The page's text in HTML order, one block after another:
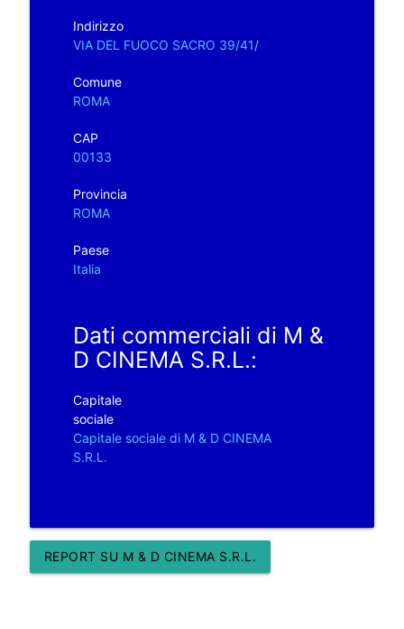
Indirizzo
VIA DEL FUOCO SACRO 39/41/
Comune
ROMA
CAP
00133
Provincia
ROMA
Paese
Italia
Dati commerciali di M &
D CINEMA S.R.L.:
Capitale
sociale
Capitale sociale di M & D CINEMA
S.R.L.
REPORT SU M & D CINEMA S.R.L.